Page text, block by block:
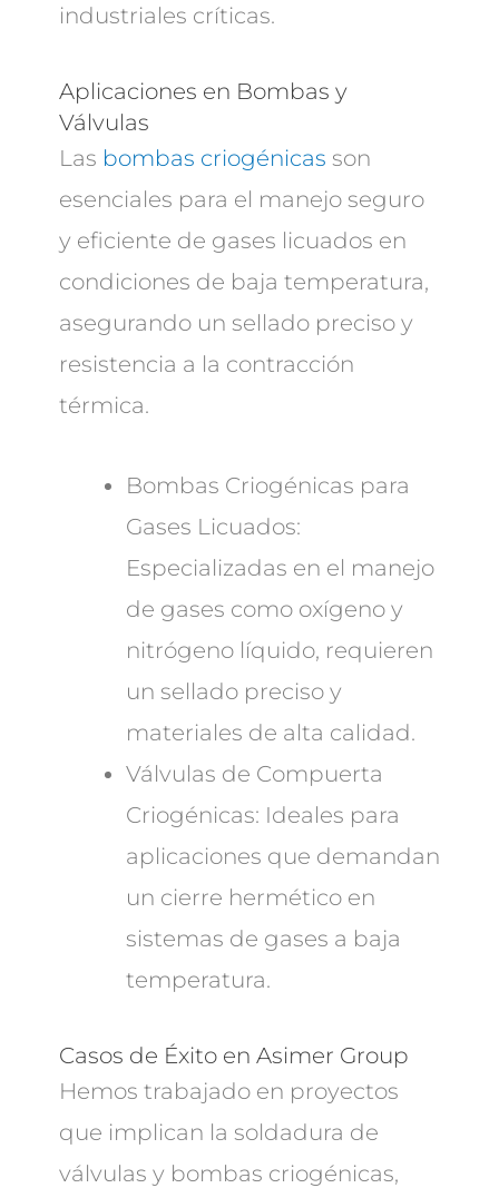
industriales críticas.
Aplicaciones en Bombas y
Válvulas
Las bombas criogénicas son
esenciales para el manejo seguro
y eficiente de gases licuados en
condiciones de baja temperatura,
asegurando un sellado preciso y
resistencia a la contracción
térmica.
Bombas Criogénicas para
Gases Licuados:
Especializadas en el manejo
de gases como oxígeno y
nitrógeno líquido, requieren
un sellado preciso y
materiales de alta calidad.
Válvulas de Compuerta
Criogénicas: Ideales para
aplicaciones que demandan
un cierre hermético en
sistemas de gases a baja
temperatura.
Casos de Éxito en Asimer Group
Hemos trabajado en proyectos
que implican la soldadura de
válvulas y bombas criogénicas,